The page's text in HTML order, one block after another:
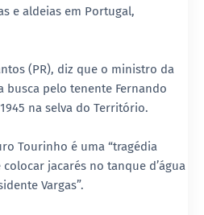
e aldeias em Portugal,
(PR), diz que o ministro da
busca pelo tenente Fernando
na selva do Território.
Tourinho é uma “tragédia
jacarés no tanque d’água
Vargas”.